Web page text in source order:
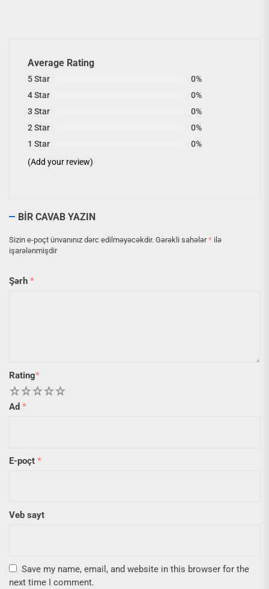
Average Rating
5 Star
0%
4 Star
0%
3 Star
0%
2 Star
0%
1 Star
0%
(Add your review)
BIR CAVAB YAZIN
Sizin e-poçt ünvanınız dərc edilməyəcəkdir. Gərəkli sahələr* ilə
işarələnmişdir
Şərh *
Rating*
5
4
3
2
Ad *
E-poçt *
Veb sayt
Save my name, email, and website in this browser for the
next time I comment.